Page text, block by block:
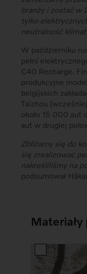
branży i zostać w
tylko
neutralność
W październiku
pełni
C40 Recharge.
produkcyjne
belgijskich
Taizhou
około 15 000 aut
aut w drugiej
Zbliżamy się do
się zrealizować
nakreśliliśmy na
podsumował